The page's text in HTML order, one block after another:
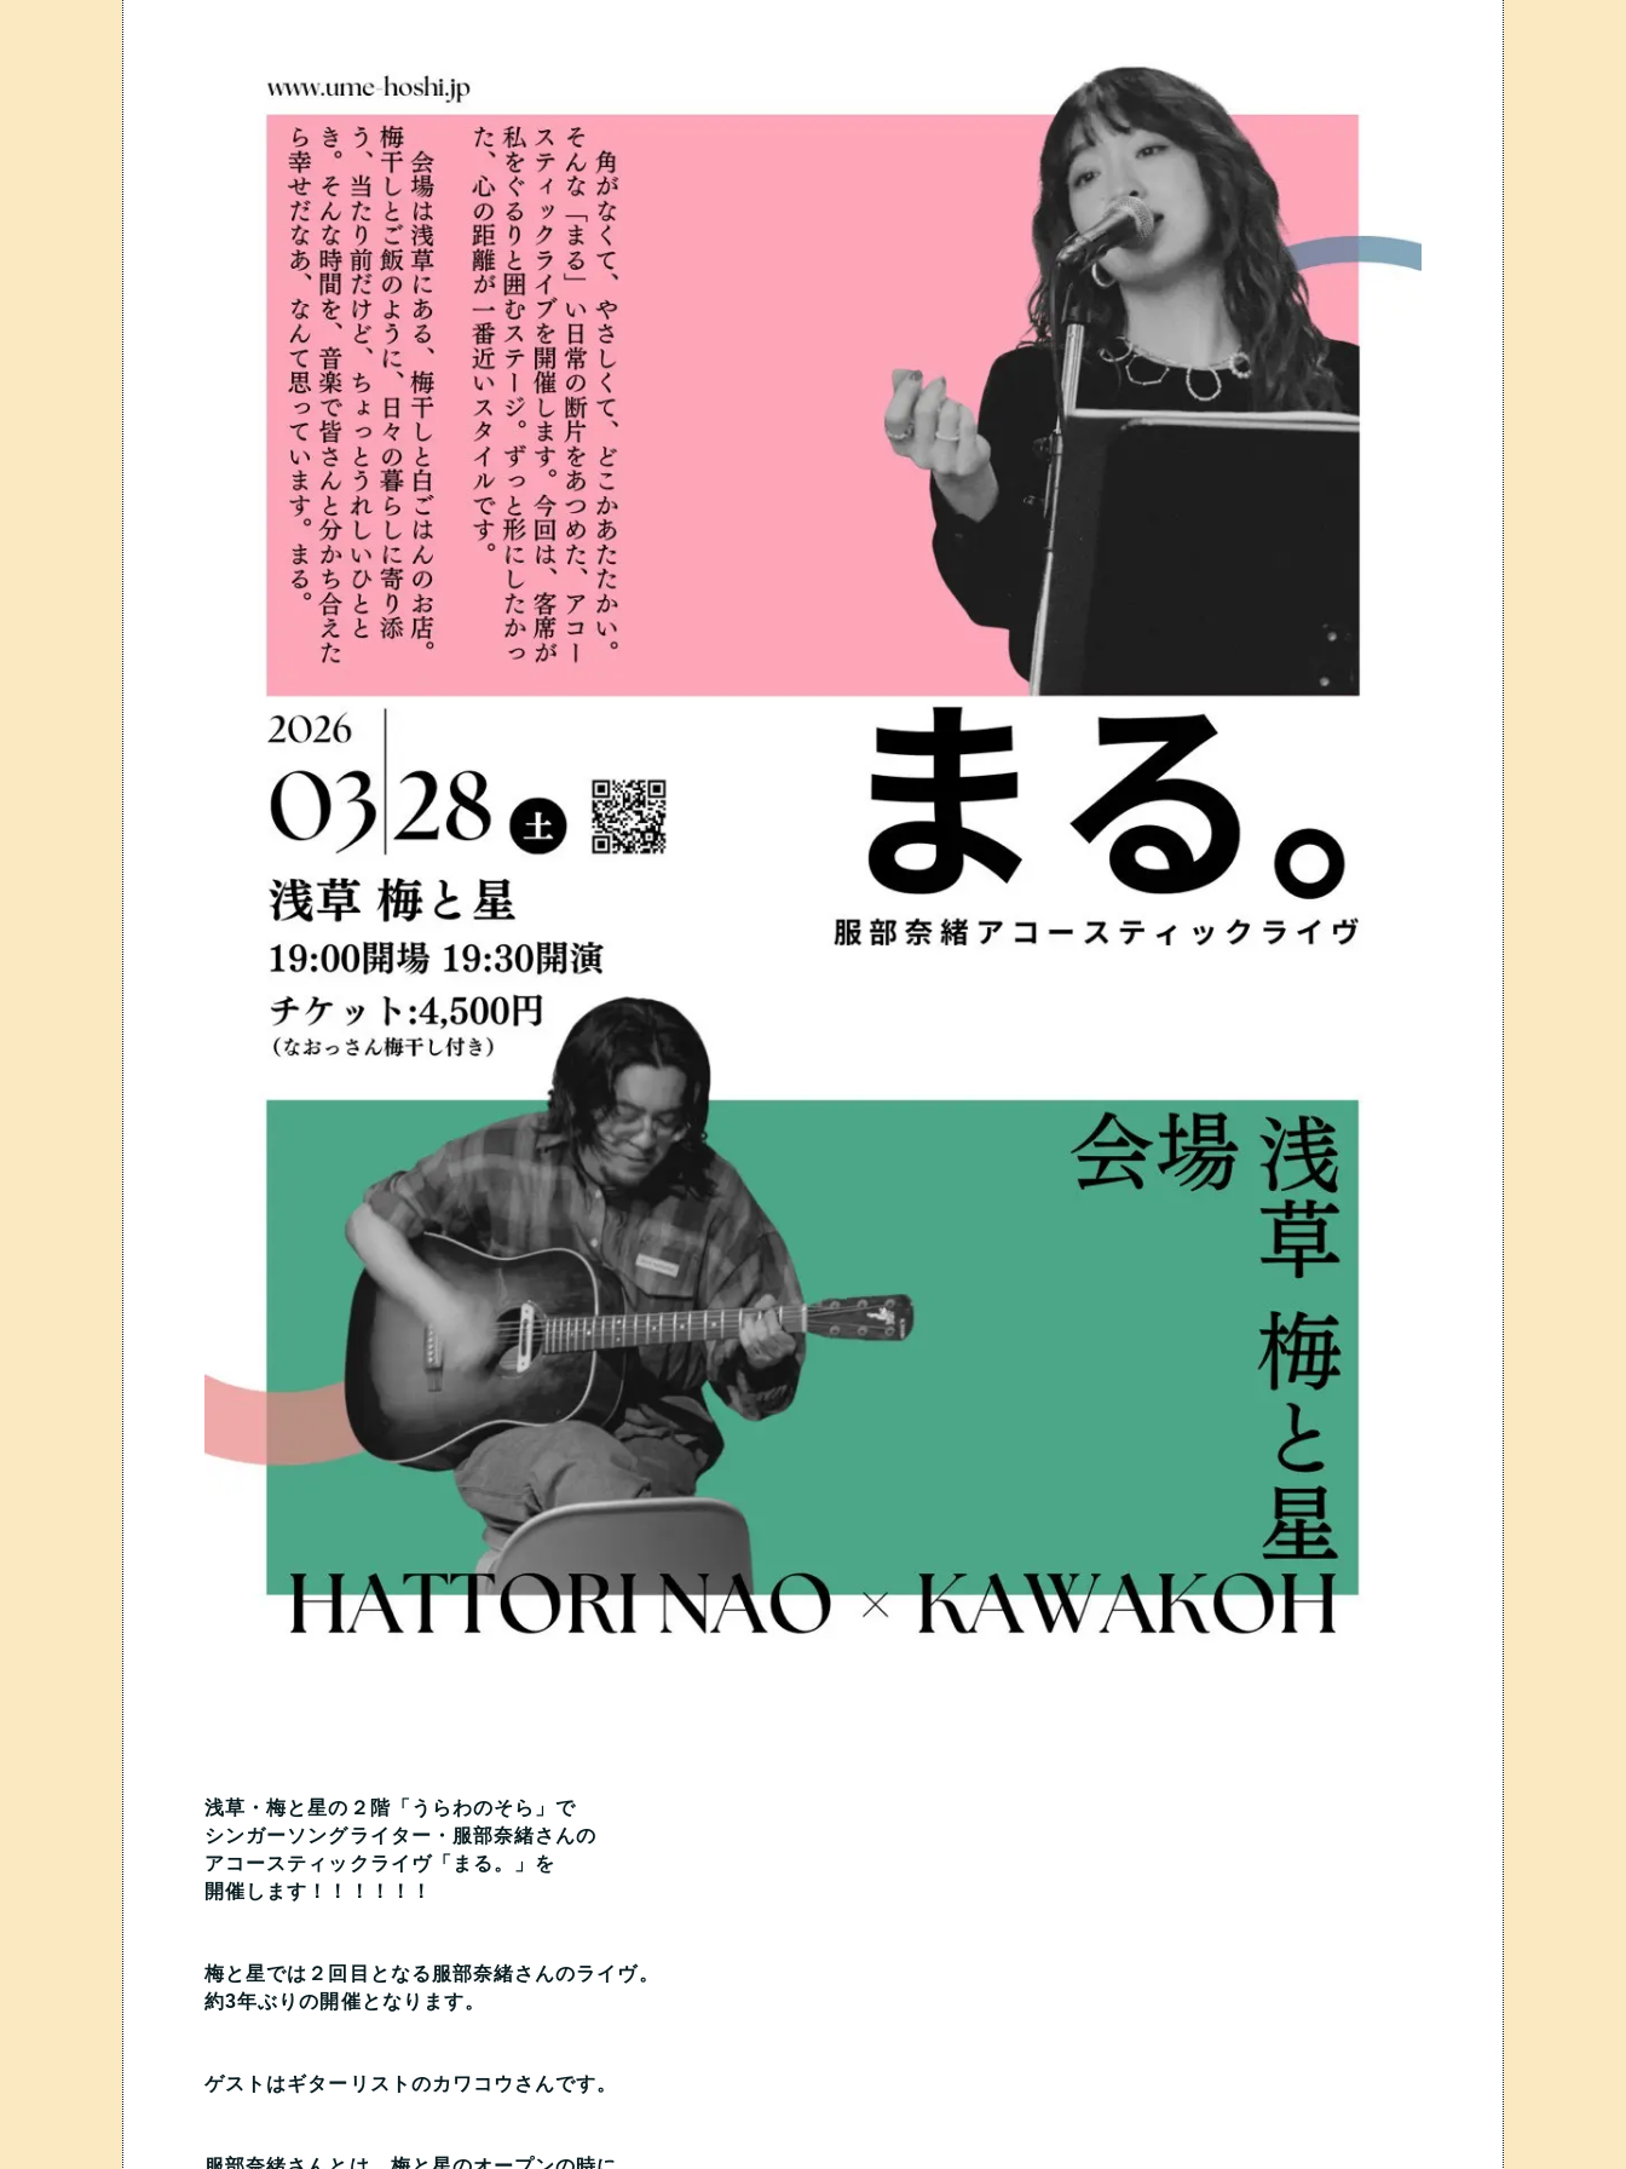
浅草・梅と星の２階「うらわのそら」で
シンガーソングライター・服部奈緒さんの
アコースティックライヴ「まる。」を
開催します！！！！！！
梅と星では２回目となる服部奈緒さんのライヴ。
約3年ぶりの開催となります。
ゲストはギターリストのカワコウさんです。